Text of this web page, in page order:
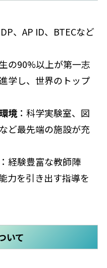
DP、AP ID、BTECなど
の90%以上が第一志
学し、世界のトップ
境：科学実験室、図
ど最先端の施設が充
：経験豊富な教師陣
力を引き出す指導を
いて